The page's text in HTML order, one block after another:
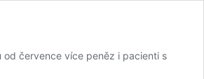
července více peněz i pacienti s